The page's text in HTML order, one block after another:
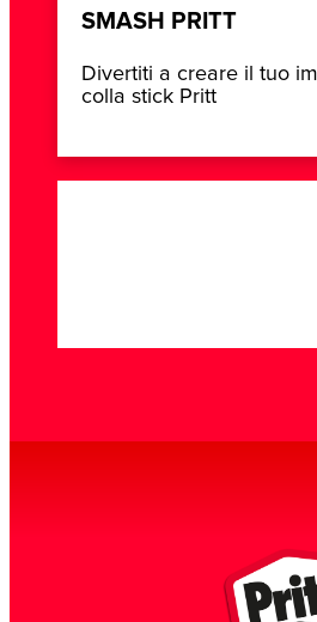
SMASH PRITT
Divertiti a creare il tuo
colla stick Pritt